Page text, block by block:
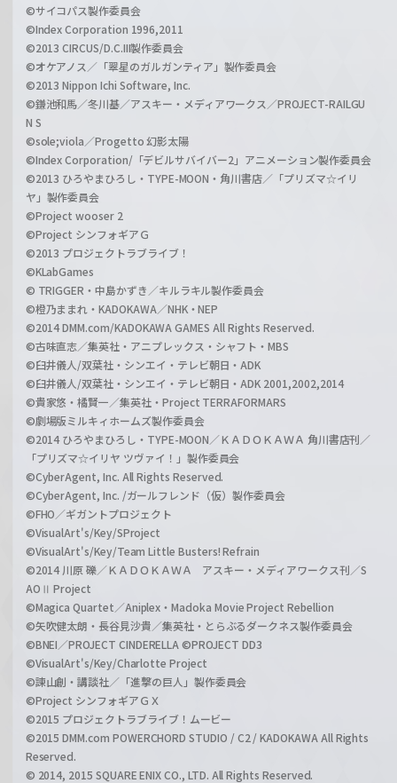
©サイコパス製作委員会
©Index Corporation 1996,2011
©2013 CIRCUS/D.C.III製作委員会
©オケアノス／「翠星のガルガンティア」製作委員会
©2013 Nippon Ichi Software, Inc.
©鎌池和馬／冬川基／アスキー・メディアワークス／PROJECT-RAILGU
N S
©sole;viola／Progetto 幻影太陽
©Index Corporation/「デビルサバイバー2」アニメーション製作委員会
©2013 ひろやまひろし・TYPE-MOON・角川書店／「プリズマ☆イリ
ヤ」製作委員会
©Project wooser 2
©Project シンフォギアＧ
©2013 プロジェクトラブライブ！
©KLabGames
© TRIGGER・中島かずき／キルラキル製作委員会
©橙乃ままれ・KADOKAWA／NHK・NEP
©2014 DMM.com/KADOKAWA GAMES All Rights Reserved.
©古味直志／集英社・アニプレックス・シャフト・MBS
©臼井儀人/双葉社・シンエイ・テレビ朝日・ADK
©臼井儀人/双葉社・シンエイ・テレビ朝日・ADK 2001,2002,2014
©貴家悠・橘賢一／集英社・Project TERRAFORMARS
©劇場版ミルキィホームズ製作委員会
©2014 ひろやまひろし・TYPE-MOON／ＫＡＤＯＫＡＷＡ 角川書店刊／
「プリズマ☆イリヤ ツヴァイ！」製作委員会
©CyberAgent, Inc. All Rights Reserved.
©CyberAgent, Inc. /ガールフレンド（仮）製作委員会
©FHO／ギガントプロジェクト
©VisualArt's/Key/SProject
©VisualArt's/Key/Team Little Busters! Refrain
©2014 川原 礫／ＫＡＤＯＫＡＷＡ アスキー・メディアワークス刊／S
AOⅡ Project
©Magica Quartet／Aniplex・Madoka Movie Project Rebellion
©矢吹健太朗・長谷見沙貴／集英社・とらぶるダークネス製作委員会
©BNEI／PROJECT CINDERELLA ©PROJECT DD3
©VisualArt's/Key/Charlotte Project
©諫山創・講談社／「進撃の巨人」製作委員会
©Project シンフォギアＧＸ
©2015 プロジェクトラブライブ！ムービー
©2015 DMM.com POWERCHORD STUDIO / C2 / KADOKAWA All Rights
Reserved.
© 2014, 2015 SQUARE ENIX CO., LTD. All Rights Reserved.